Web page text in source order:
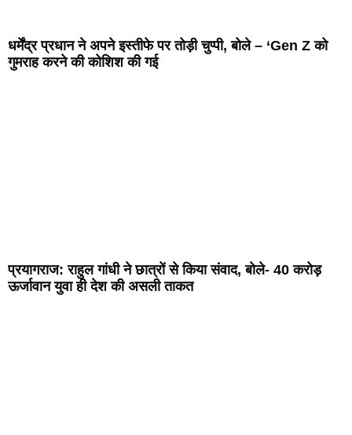
धर्मेंद्र प्रधान ने अपने इस्तीफे पर तोड़ी चुप्पी, बोले – ‘Gen Z को
गुमराह करने की कोशिश की गई
प्रयागराज: राहुल गांधी ने छात्रों से किया संवाद, बोले- 40 करोड़
ऊर्जावान युवा ही देश की असली ताकत